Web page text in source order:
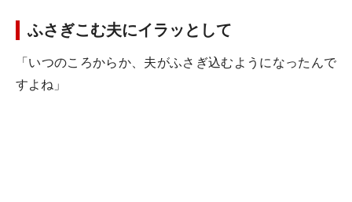
ふさぎこむ夫にイラッとして
「いつのころからか、夫がふさぎ込むようになったんで
すよね」